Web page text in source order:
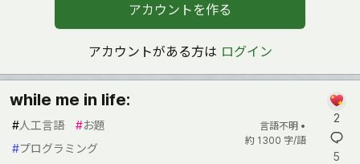
アカウントを作る
アカウントがある方は ログイン
while me in life:
#人工言語 #お題
#プログラミング
言語不明 •
約 1300 字/語
2
5